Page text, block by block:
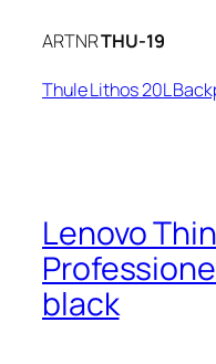
ARTNRTHU-19
Thule Lithos 20L
Lenovo
black